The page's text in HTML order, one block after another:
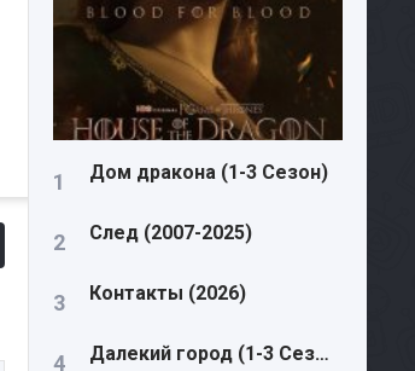
Дом дракона (1-3 Сезон)
След (2007-2025)
Контакты (2026)
Далекий город (1-3 Сезон)